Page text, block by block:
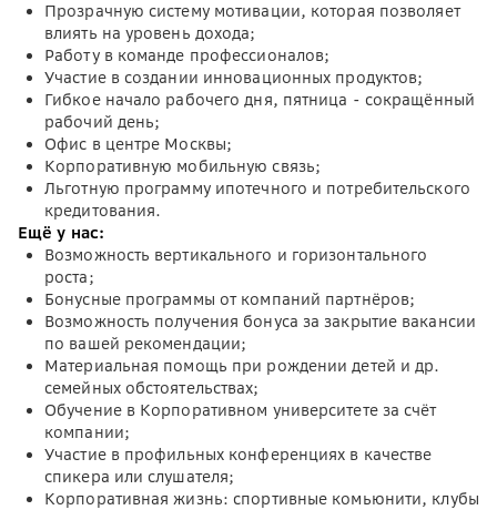
Прозрачную систему мотивации, которая позволяет
влиять на уровень дохода;
Работу в команде профессионалов;
Участие в создании инновационных продуктов;
Гибкое начало рабочего дня, пятница - сокращённый
рабочий день;
Офис в центре Москвы;
Корпоративную мобильную связь;
Льготную программу ипотечного и потребительского
кредитования.
Ещё у нас:
Возможность вертикального и горизонтального
роста;
Бонусные программы от компаний партнёров;
Возможность получения бонуса за закрытие вакансии
по вашей рекомендации;
Материальная помощь при рождении детей и др.
семейных обстоятельствах;
Обучение в Корпоративном университете за счёт
компании;
Участие в профильных конференциях в качестве
спикера или слушателя;
Корпоративная жизнь: спортивные комьюнити, клубы